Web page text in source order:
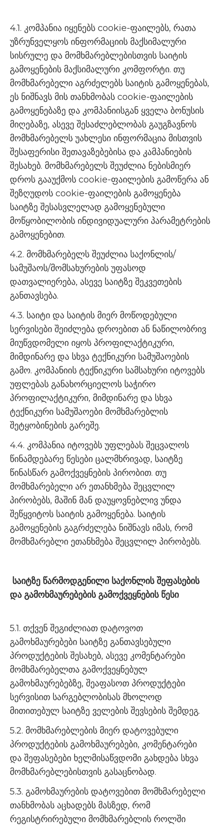
4.1. კომპანია იყენებს cookie-ფაილებს, რათა
უზრუნველყოს ინფორმაციის მაქსიმალური
სისრულე და მომხმარებლებისთვის საიტის
გამოყენების მაქსიმალური კომფორტი. თუ
მომხმარებელი აგრძელებს საიტის გამოყენებას,
ეს ნიშნავს მის თანხმობას cookie-ფაილების
გამოყენებაზე და კომპანიისგან ყველა ბონუსის
მიღებაზე, ასევე შესაძლებლობას გაუგზავნოს
მომხმარებელს უახლესი ინფორმაცია მისთვის
შესაფერისი შეთავაზებებისა და კამპანიების
შესახებ. მომხმარებელს შეუძლია ნებისმიერ
დროს გააუქმოს cookie-ფაილების გამოწერა ან
შეზღუდოს cookie-ფაილების გამოყენება
საიტზე შესასვლელად გამოყენებული
მოწყობილობის ინდივიდუალური პარამეტრების
გამოყენებით.
4.2. მომხმარებელს შეუძლია საქონლის/
სამუშაოს/მომსახურების უფასოდ
დათვალიერება, ასევე საიტზე შეკვეთების
განთავსება.
4.3. საიტი და საიტის მიერ მოწოდებული
სერვისები შეიძლება დროებით ან ნაწილობრივ
მიუწვდომელი იყოს პროფილაქტიკური,
მიმდინარე და სხვა ტექნიკური სამუშაოების
გამო. კომპანიის ტექნიკური სამსახური იტოვებს
უფლებას განახორციელოს საჭირო
პროფილაქტიკური, მიმდინარე და სხვა
ტექნიკური სამუშაოები მომხმარებლის
შეტყობინების გარეშე.
4.4. კომპანია იტოვებს უფლებას შეცვალოს
წინამდებარე წესები ცალმხრივად, საიტზე
წინასწარ გამოქვეყნების პირობით. თუ
მომხმარებელი არ ეთანხმება შეცვლილ
პირობებს, მაშინ მან დაუყოვნებლივ უნდა
შეწყვიტოს საიტის გამოყენება. საიტის
გამოყენების გაგრძელება ნიშნავს იმას, რომ
მომხმარებლი ეთანხმება შეცვლილ პირობებს.
საიტზე წარმოდგენილი საქონლის შეფასების
და გამოხმაურებების გამოქვეყნების წესი
5.1. თქვენ შეგიძლიათ დატოვოთ
გამოხმაურებები საიტზე განთავსებული
პროდუქტების შესახებ, ასევე კომენტარები
მომხმარებელთა გამოქვეყნებულ
გამოხმაურებებზე, შეაფასოთ პროდუქტები
სერვისით სარგებლობისას მხოლოდ
მითითებულ საიტზე ველების შევსების შემდეგ.
5.2. მომხმარებლების მიერ დატოვებული
პროდუქტების გამოხმაურებები, კომენტარები
და შეფასებები ხელმისაწვდომი გახდება სხვა
მომხმარებლებისთვის გასაცნობად.
5.3. გამოხმაურების დატოვებით მომხმარებელი
თანხმობას აცხადებს მასზედ, რომ
რეგისტრირებული მომხმარებლის როლში